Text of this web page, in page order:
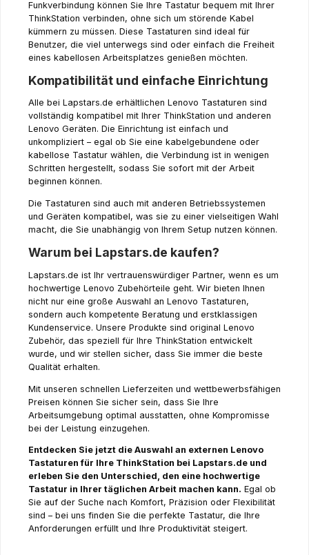
Funkverbindung können Sie Ihre Tastatur bequem mit Ihrer
ThinkStation verbinden, ohne sich um störende Kabel
kümmern zu müssen. Diese Tastaturen sind ideal für
Benutzer, die viel unterwegs sind oder einfach die Freiheit
eines kabellosen Arbeitsplatzes genießen möchten.
Kompatibilität und einfache Einrichtung
Alle bei Lapstars.de erhältlichen Lenovo Tastaturen sind
vollständig kompatibel mit Ihrer ThinkStation und anderen
Lenovo Geräten. Die Einrichtung ist einfach und
unkompliziert – egal ob Sie eine kabelgebundene oder
kabellose Tastatur wählen, die Verbindung ist in wenigen
Schritten hergestellt, sodass Sie sofort mit der Arbeit
beginnen können.
Die Tastaturen sind auch mit anderen Betriebssystemen
und Geräten kompatibel, was sie zu einer vielseitigen Wahl
macht, die Sie unabhängig von Ihrem Setup nutzen können.
Warum bei Lapstars.de kaufen?
Lapstars.de ist Ihr vertrauenswürdiger Partner, wenn es um
hochwertige Lenovo Zubehörteile geht. Wir bieten Ihnen
nicht nur eine große Auswahl an Lenovo Tastaturen,
sondern auch kompetente Beratung und erstklassigen
Kundenservice. Unsere Produkte sind original Lenovo
Zubehör, das speziell für Ihre ThinkStation entwickelt
wurde, und wir stellen sicher, dass Sie immer die beste
Qualität erhalten.
Mit unseren schnellen Lieferzeiten und wettbewerbsfähigen
Preisen können Sie sicher sein, dass Sie Ihre
Arbeitsumgebung optimal ausstatten, ohne Kompromisse
bei der Leistung einzugehen.
Entdecken Sie jetzt die Auswahl an externen Lenovo
Tastaturen für Ihre ThinkStation bei Lapstars.de und
erleben Sie den Unterschied, den eine hochwertige
Tastatur in Ihrer täglichen Arbeit machen kann. Egal ob
Sie auf der Suche nach Komfort, Präzision oder Flexibilität
sind – bei uns finden Sie die perfekte Tastatur, die Ihre
Anforderungen erfüllt und Ihre Produktivität steigert.